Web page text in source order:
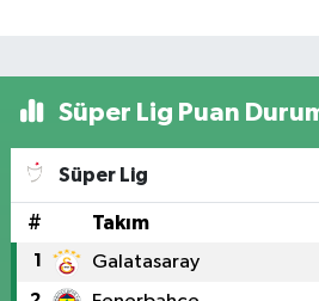
Süper Lig Puan
Süper Lig
# Takım
1 Galatasaray